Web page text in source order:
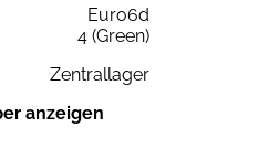
Euro6d
4 (Green)
Zentrallager
anzeigen